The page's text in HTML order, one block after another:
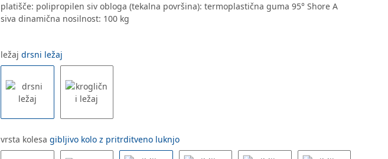
platišče: polipropilen siv obloga (tekalna površina): termoplastična guma 95° Shore A
siva dinamična nosilnost: 100 kg
ležaj drsni ležaj
vrsta kolesa gibljivo kolo z pritrditveno luknjo